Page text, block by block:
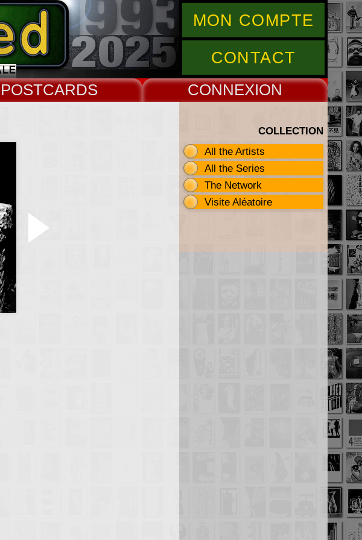
MON COMPTE
CONTACT
CARDS CONNEX
COLLECTION
All the Artists
All the Series
The Network
Visite Aléatoire